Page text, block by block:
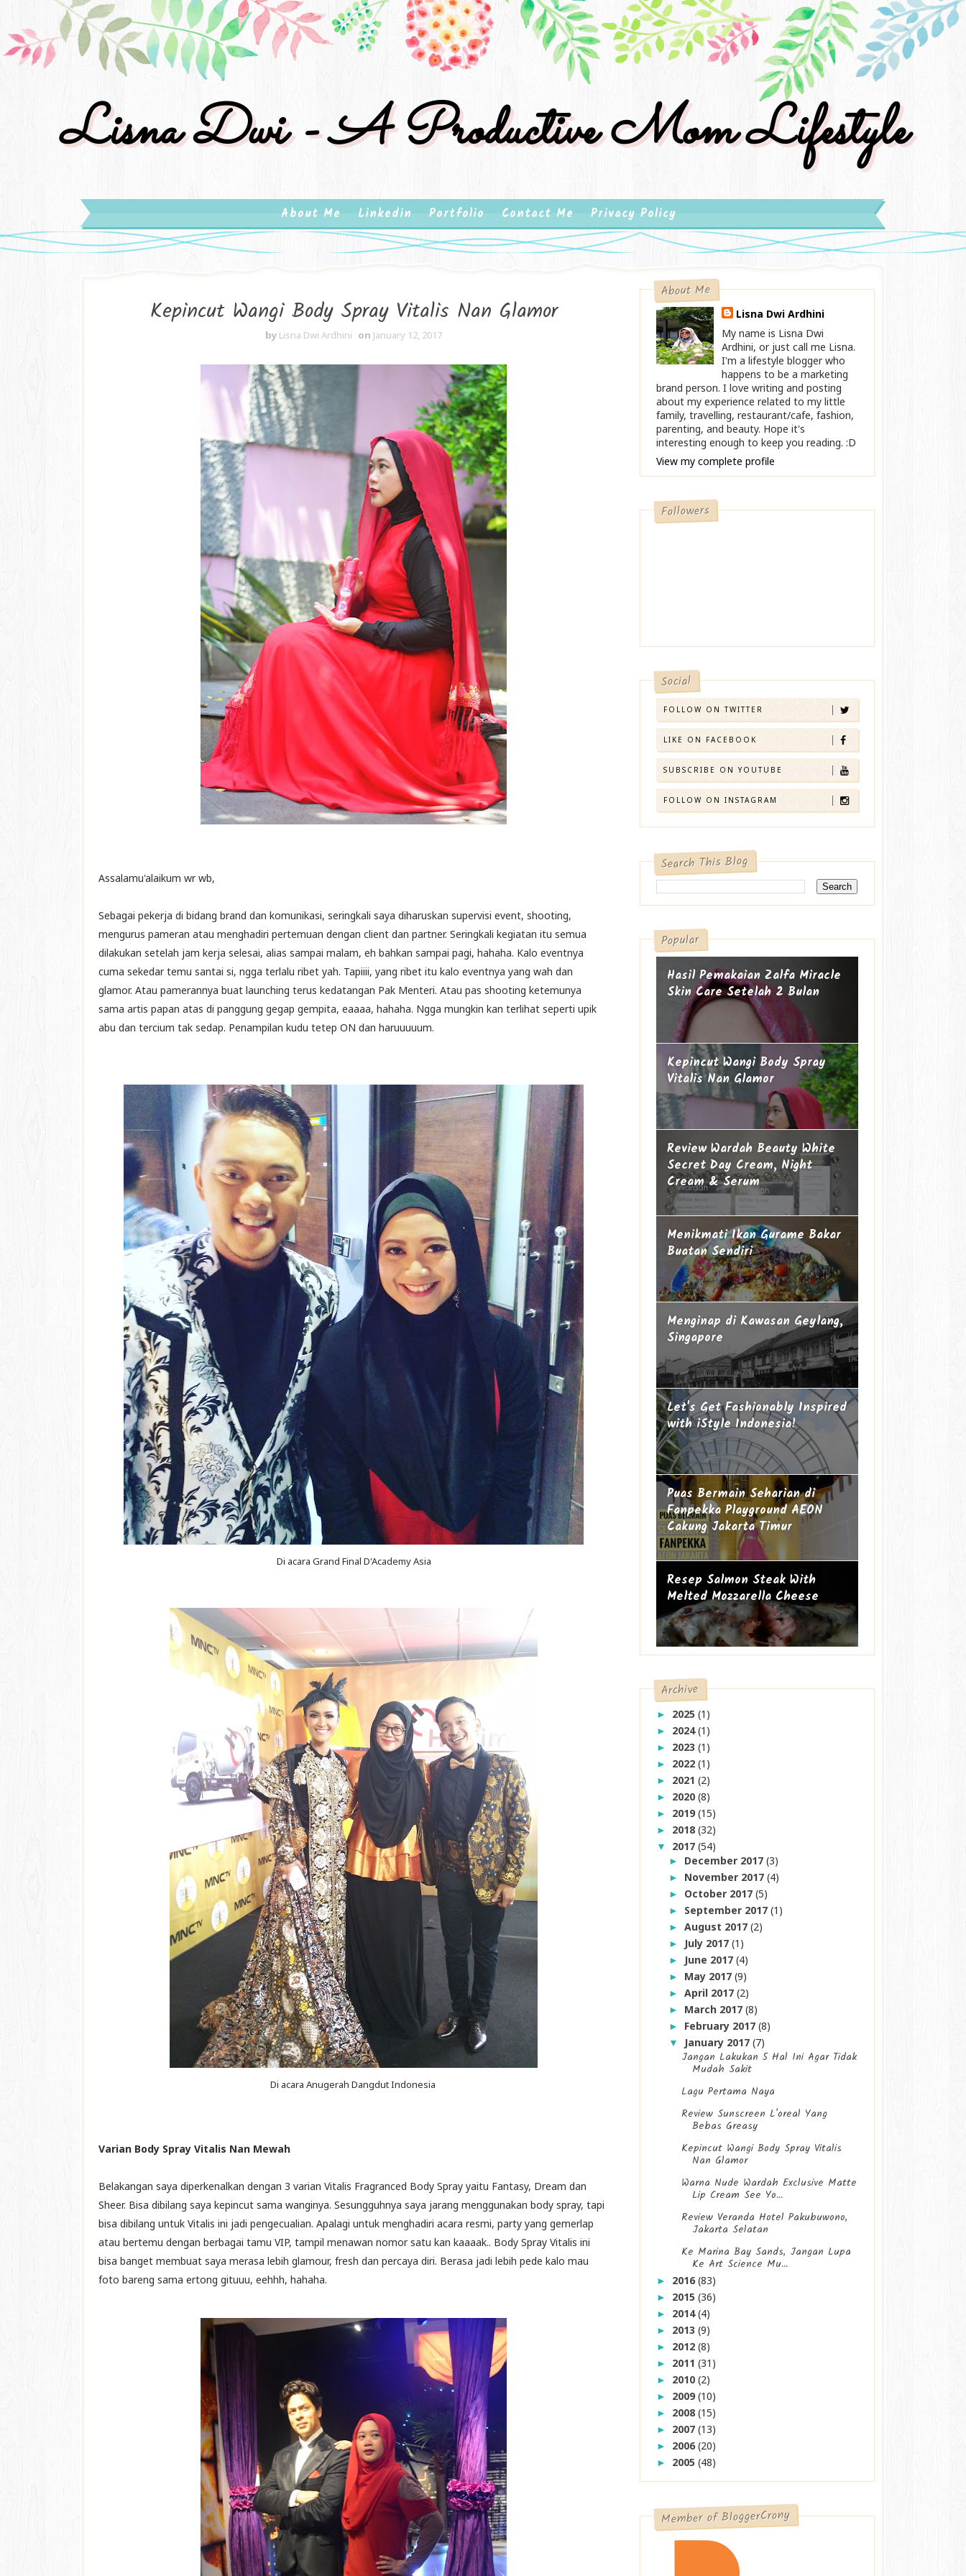
Lisna Dwi - A Productive Mom Lifestyle
About Me Linkedin Portfolio Contact Me Privacy Policy
Kepincut Wangi Body Spray Vitalis Nan Glamor
by Lisna Dwi Ardhini on January 12, 2017
Assalamu'alaikum wr wb,
Sebagai pekerja di bidang brand dan komunikasi, seringkali saya diharuskan supervisi event, shooting,
mengurus pameran atau menghadiri pertemuan dengan client dan partner. Seringkali kegiatan itu semua
dilakukan setelah jam kerja selesai, alias sampai malam, eh bahkan sampai pagi, hahaha. Kalo eventnya
cuma sekedar temu santai si, ngga terlalu ribet yah. Tapiiii, yang ribet itu kalo eventnya yang wah dan
glamor. Atau pamerannya buat launching terus kedatangan Pak Menteri. Atau pas shooting ketemunya
sama artis papan atas di panggung gegap gempita, eaaaa, hahaha. Ngga mungkin kan terlihat seperti upik
abu dan tercium tak sedap. Penampilan kudu tetep ON dan haruuuuum.
Di acara Grand Final D'Academy Asia
Di acara Anugerah Dangdut Indonesia
Varian Body Spray Vitalis Nan Mewah
Belakangan saya diperkenalkan dengan 3 varian Vitalis Fragranced Body Spray yaitu Fantasy, Dream dan
Sheer. Bisa dibilang saya kepincut sama wanginya. Sesungguhnya saya jarang menggunakan body spray, tapi
bisa dibilang untuk Vitalis ini jadi pengecualian. Apalagi untuk menghadiri acara resmi, party yang gemerlap
atau bertemu dengan berbagai tamu VIP, tampil menawan nomor satu kan kaaaak.. Body Spray Vitalis ini
bisa banget membuat saya merasa lebih glamour, fresh dan percaya diri. Berasa jadi lebih pede kalo mau
foto bareng sama ertong gituuu, eehhh, hahaha.
About Me
Lisna Dwi Ardhini
My name is Lisna Dwi
Ardhini, or just call me Lisna.
I'm a lifestyle blogger who
happens to be a marketing
brand person. I love writing and posting
about my experience related to my little
family, travelling, restaurant/cafe, fashion,
parenting, and beauty. Hope it's
interesting enough to keep you reading. :D
View my complete profile
Followers
Social
FOLLOW ON TWITTER
LIKE ON FACEBOOK
SUBSCRIBE ON YOUTUBE
FOLLOW ON INSTAGRAM
Search This Blog
Popular
Hasil Pemakaian Zalfa Miracle
Skin Care Setelah 2 Bulan
Kepincut Wangi Body Spray
Vitalis Nan Glamor
Review Wardah Beauty White
Secret Day Cream, Night
Cream & Serum
Menikmati Ikan Gurame Bakar
Buatan Sendiri
Menginap di Kawasan Geylang,
Singapore
Let's Get Fashionably Inspired
with iStyle Indonesia!
Puas Bermain Seharian di
Fanpekka Playground AEON
Cakung Jakarta Timur
Resep Salmon Steak With
Melted Mozzarella Cheese
Archive
► 2025(1)
► 2024(1)
► 2023(1)
► 2022(1)
► 2021(2)
► 2020(8)
► 2019(15)
► 2018(32)
▼ 2017(54)
► December 2017(3)
► November 2017(4)
► October 2017(5)
► September 2017(1)
►August 2017(2)
► July 2017(1)
► June 2017(4)
► May 2017(9)
►April 2017(2)
► March 2017(8)
► February 2017(8)
▼ January 2017(7)
Jangan Lakukan 5 Hal Ini Agar Tidak
Mudah Sakit
Lagu Pertama Naya
Review Sunscreen L'oreal Yang
Bebas Greasy
Kepincut Wangi Body Spray Vitalis
Nan Glamor
Warna Nude Wardah Exclusive Matte
Lip Cream See Yo...
Review Veranda Hotel Pakubuwono,
Jakarta Selatan
Ke Marina Bay Sands, Jangan Lupa
Ke Art Science Mu...
► 2016(83)
► 2015(36)
► 2014(4)
► 2013(9)
► 2012(8)
► 2011(31)
► 2010(2)
► 2009(10)
► 2008(15)
► 2007(13)
► 2006(20)
► 2005(48)
Member of BloggerCrony